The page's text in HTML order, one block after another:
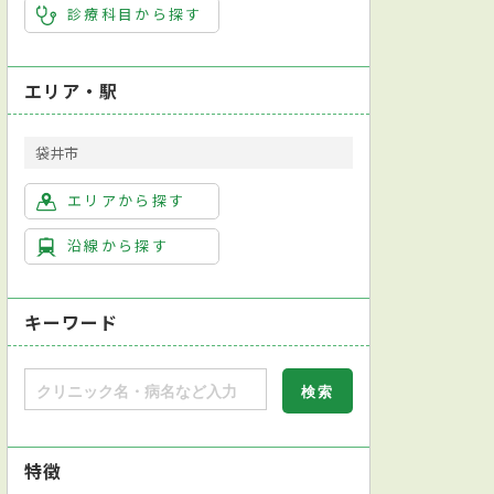
診療科目から探す
エリア・駅
袋井市
エリアから探す
沿線から探す
キーワード
特徴